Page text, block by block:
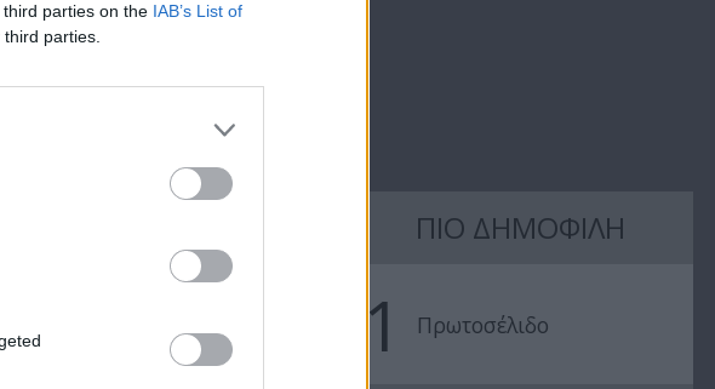
parties on the IAB’s List of
parties.
ΠΙΟ ΔΗΜΟΦΙΛΗ
1 Πρωτοσέλιδο